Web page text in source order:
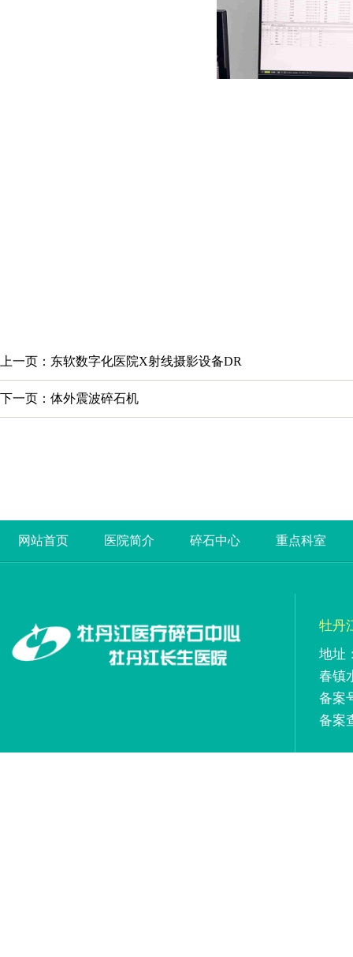
上一页：东软数字化医院X射线摄影设备DR
下一页：体外震波碎石机
网站首页 医院简介 碎石中心 重点科室
牡丹
地址
春镇
备案
备案